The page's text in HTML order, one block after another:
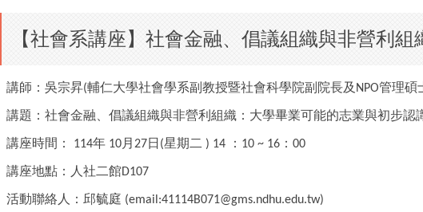
【社會系講座】社會金融、倡議組織與非營利
講師：吳宗昇(輔仁大學社會學系副教授暨社會科學院副院長及 NPO管理碩
講題：社會金融、倡議組織與非營利組織：大學畢業可能的志業與初步認
講座時間： 114年 10月 27日 (星期二 ) 14 ： 10 ~ 16 ： 00
講座地點：人社二館D107
活動聯絡人：邱毓庭 (email:41114B071@gms.ndhu.edu.tw)